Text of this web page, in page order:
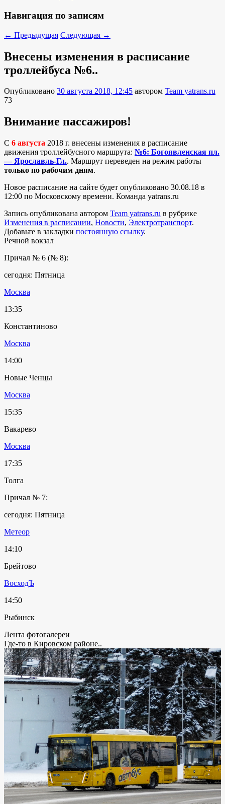
Навигация по записям
← Предыдущая Следующая →
Внесены изменения в расписание
троллейбуса №6..
Опубликовано 30 августа 2018, 12:45 автором Team yatrans.ru
73
Внимание пассажиров!
C 6 августа 2018 г. внесены изменения в расписание
движения троллейбусного маршрута: №6: Богоявленская пл.
— Ярославль-Гл.. Маршрут переведен на режим работы
только по рабочим дням.
Новое расписание на сайте будет опубликовано 30.08.18 в
12:00 по Московскому времени. Команда yatrans.ru
Запись опубликована автором Team yatrans.ru в рубрике
Изменения в расписании, Новости, Электротранспорт.
Добавьте в закладки постоянную ссылку.
Речной вокзал
Причал № 6 (№ 8):
сегодня: Пятница
Москва
13:35
Константиново
Москва
14:00
Новые Ченцы
Москва
15:35
Вакарево
Москва
17:35
Толга
Причал № 7:
сегодня: Пятница
Метеор
14:10
Брейтово
ВосходЪ
14:50
Рыбинск
Лента фотогалереи
Где-то в Кировском районе..